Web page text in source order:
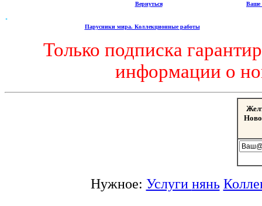
Вернуться Ваше
.
Парусники мира. Коллекционные работы
Только подписка
информации о
Нужное: Услуги нянь